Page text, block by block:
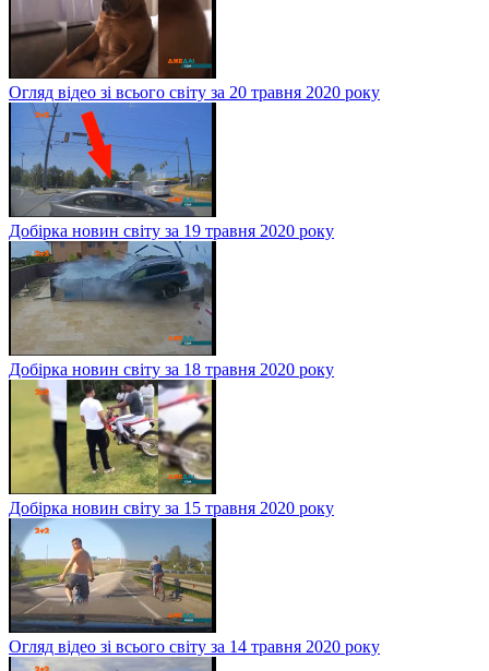
Огляд відео зі всього світу за 20 травня 2020 року
Добірка новин світу за 19 травня 2020 року
Добірка новин світу за 18 травня 2020 року
Добірка новин світу за 15 травня 2020 року
Огляд відео зі всього світу за 14 травня 2020 року